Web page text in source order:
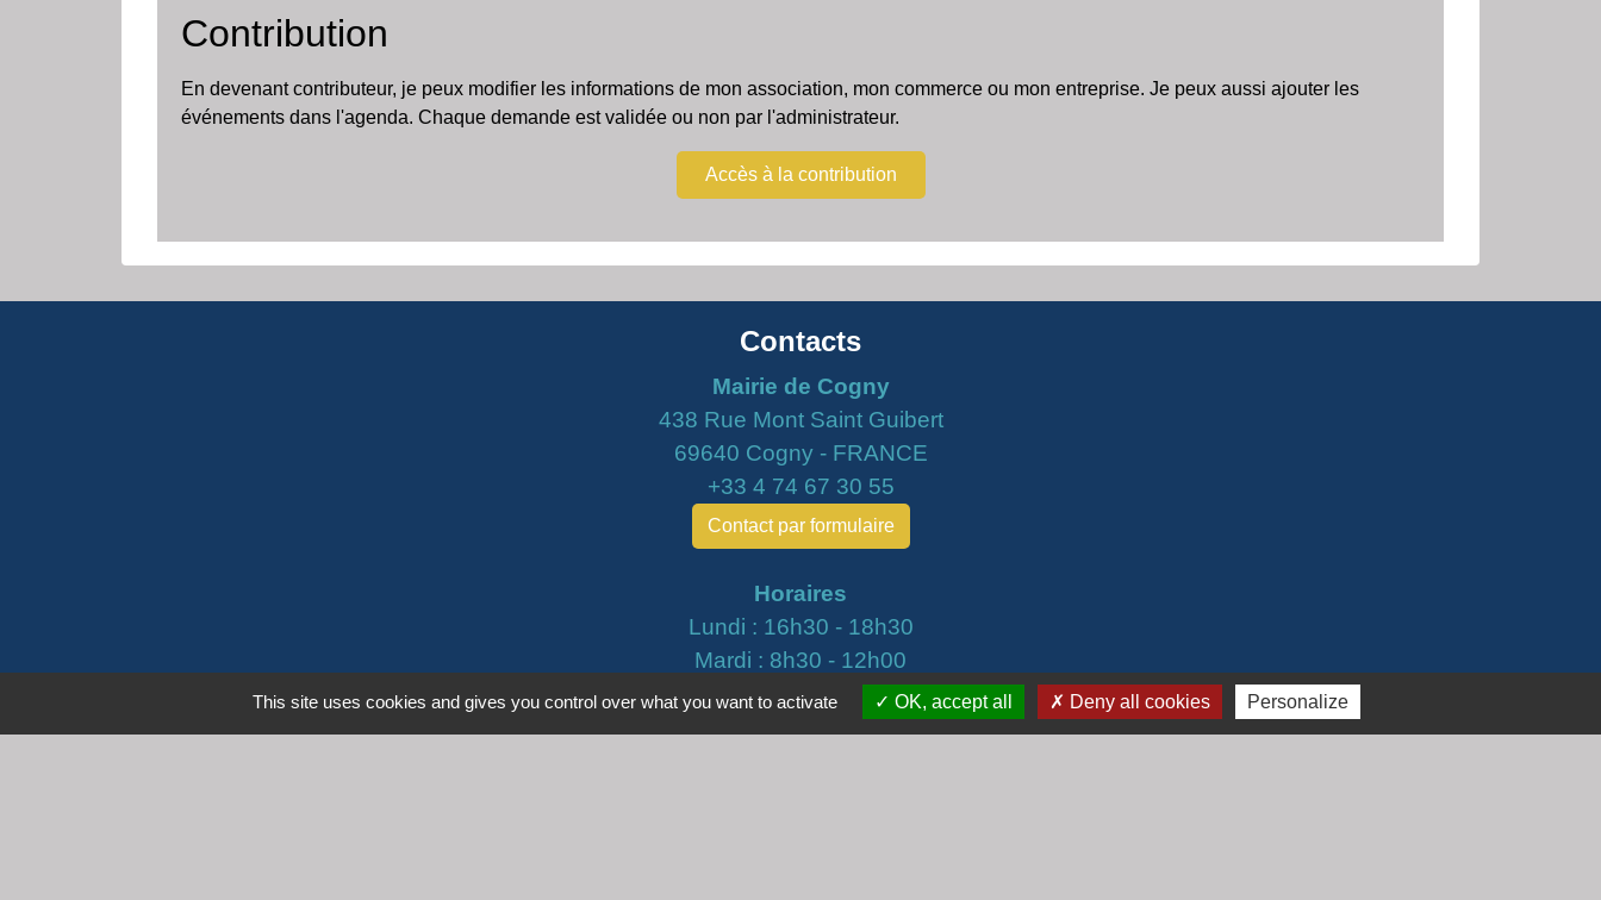
Contribution
En devenant contributeur, je peux modifier les informations de mon association, mon commerce ou mon entreprise. Je peux aussi ajouter les
événements dans l'agenda. Chaque demande est validée ou non par l'administrateur.
Accès à la contribution
Contacts
Mairie de Cogny
438 Rue Mont Saint Guibert
69640 Cogny - FRANCE
+33 4 74 67 30 55
Contact par formulaire
Horaires
Lundi : 16h30 - 18h30
Mardi : 8h30 - 12h00
Mercredi : 9h00 - 12h00
Vendredi : 16h00 - 18h00
This site uses cookies and gives you control over what you want to activate OK, accept all Deny all cookies Personalize